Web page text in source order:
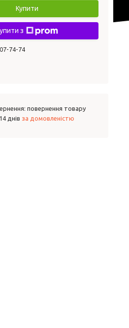
Купити
з
74-74
повернення товару
днів за домовленістю